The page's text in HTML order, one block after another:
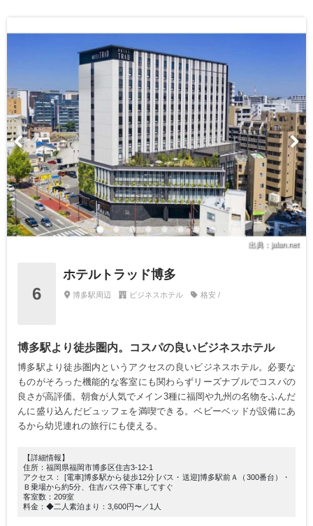
出典：jalan.net
6
ホテルトラッド博多
博多駅周辺 ビジネスホテル 格安 /
博多駅より徒歩圏内。コスパの良いビジネスホテル
博多駅より徒歩圏内というアクセスの良いビジネスホテル。必要な
ものがそろった機能的な客室にも関わらずリーズナブルでコスパの
良さが高評価。朝食が人気でメイン3種に福岡や九州の名物をふんだ
んに盛り込んだビュッフェを満喫できる。ベビーベッドが設備にあ
るから幼児連れの旅行にも使える。
【詳細情報】
住所：福岡県福岡市博多区住吉3-12-1
アクセス： [電車]博多駅から徒歩12分 [バス・送迎]博多駅前Ａ（300番台）・
Ｂ乗場から約5分、住吉バス停下車してすぐ
客室数：209室
料金：◆二人素泊まり：3,600円〜／1人